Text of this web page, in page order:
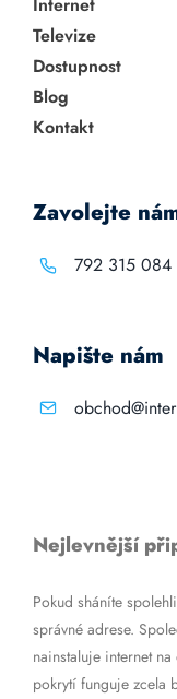
Televize
Dostupnost
Blog
Kontakt
Zavolejte
792 315 084
Napište nám
Nejlevnější
Pokud sháníte
správné adrese.
nainstaluje internet
pokrytí funguje zcela